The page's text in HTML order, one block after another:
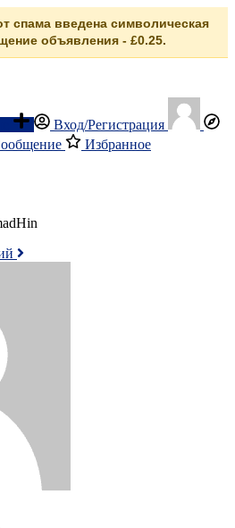
спама введена символическая
объявления - £0.25.
Вход/Регистрация
Избранное